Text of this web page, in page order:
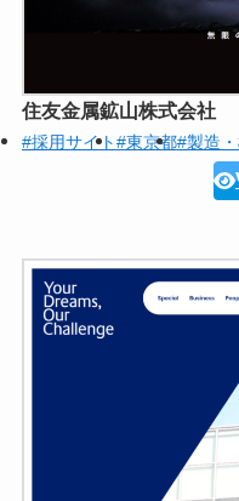
住友金属鉱山株式会社
#採用サイト#東京都#製造